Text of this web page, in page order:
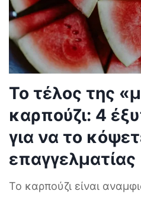
Το τέλος της
καρπούζι: 4
για να το
επαγγελματίας
Το καρπούζι είναι